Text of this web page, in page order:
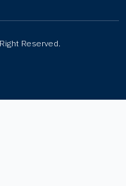
Reserved.